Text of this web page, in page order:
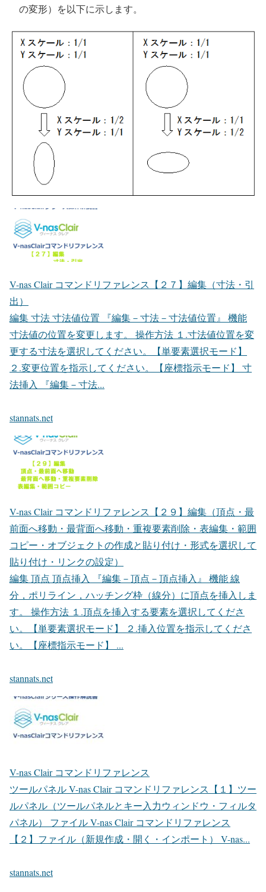
の変形）を以下に示します。
V-nas Clair コマンドリファレンス【２７】編集（寸法・引
出）
編集 寸法 寸法値位置 『編集－寸法－寸法値位置』 機能
寸法値の位置を変更します。 操作方法 １.寸法値位置を変
更する寸法を選択してください。【単要素選択モード】
２.変更位置を指示してください。【座標指示モード】 寸
法挿入 『編集－寸法...
stannats.net
V-nas Clair コマンドリファレンス【２９】編集（頂点・最
前面へ移動・最背面へ移動・重複要素削除・表編集・範囲
コピー・オブジェクトの作成と貼り付け・形式を選択して
貼り付け・リンクの設定）
編集 頂点 頂点挿入 『編集－頂点－頂点挿入』 機能 線
分，ポリライン，ハッチング枠（線分）に頂点を挿入しま
す。 操作方法 １.頂点を挿入する要素を選択してくださ
い。【単要素選択モード】 ２.挿入位置を指示してくださ
い。【座標指示モード】 ...
stannats.net
V-nas Clair コマンドリファレンス
ツールパネル V-nas Clair コマンドリファレンス【１】ツー
ルパネル（ツールパネルとキー入力ウィンドウ・フィルタ
パネル） ファイル V-nas Clair コマンドリファレンス
【２】ファイル（新規作成・開く・インポート） V-nas...
stannats.net